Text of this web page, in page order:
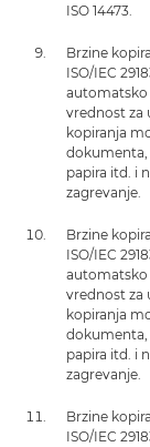
ISO 14473.
Brzine
ISO/IEC
automatsko
vrednost za
kopiranja
dokumenta,
papira itd. i
zagrevanje.
Brzine
ISO/IEC
automatsko
vrednost za
kopiranja
dokumenta,
papira itd. i
zagrevanje.
Brzine
ISO/IEC